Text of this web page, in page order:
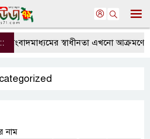
সংবাদমাধ্যমের স্বাধীনতা এখনো আক্রমণের
নাম